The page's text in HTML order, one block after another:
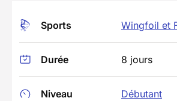
Sports Wingfoil et
Durée 8 jours
Niveau Débutant